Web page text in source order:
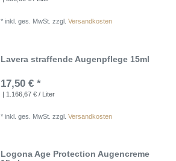
*inkl. ges. MwSt. zzgl.Versandkosten
Lavera straffende Augenpflege 15ml
17,50 € *
| 1.166,67 € / Liter
*inkl. ges. MwSt. zzgl.Versandkosten
Logona Age Protection Augencreme